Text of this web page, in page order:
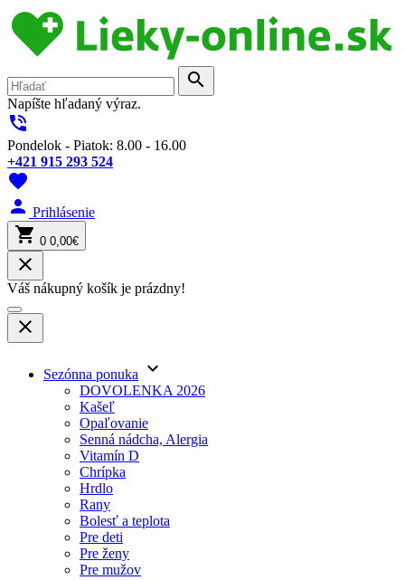
search
Napíšte hľadaný výraz.
phone_in_talk
Pondelok - Piatok: 8.00 - 16.00
+421 915 293 524
favorite
person Prihlásenie
shopping_cart 0 0,00€
close
Váš nákupný košík je prázdny!
close
Sezónna ponuka keyboard_arrow_down
DOVOLENKA 2026
Kašeľ
Opaľovanie
Senná nádcha, Alergia
Vitamín D
Chrípka
Hrdlo
Rany
Bolesť a teplota
Pre deti
Pre ženy
Pre mužov